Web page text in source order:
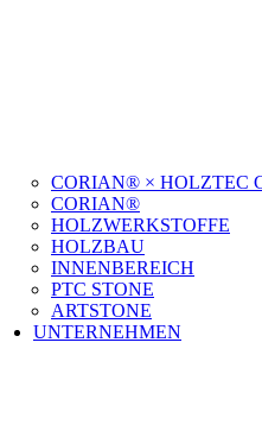
CORIAN® × HOLZTEC
CORIAN®
HOLZWERKSTOFFE
HOLZBAU
INNENBEREICH
PTC STONE
ARTSTONE
UNTERNEHMEN